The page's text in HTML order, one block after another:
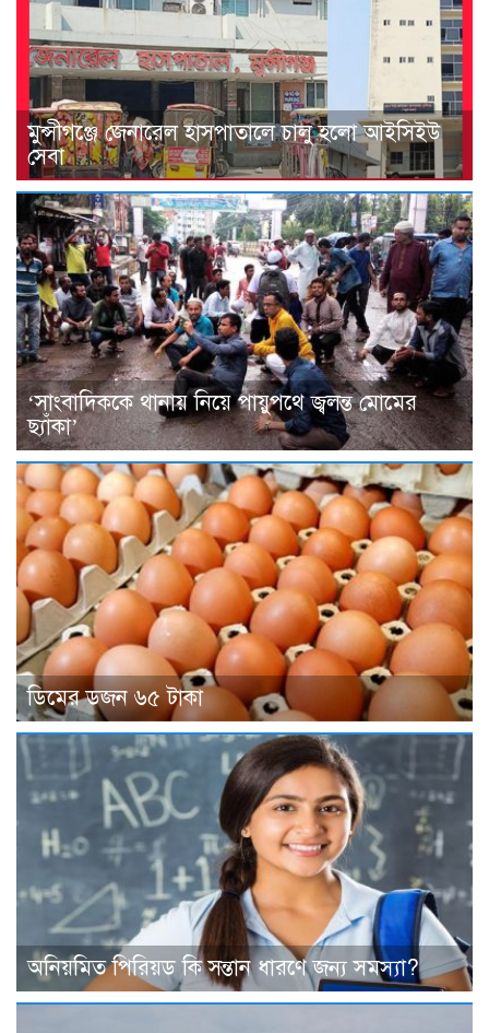
মুন্সীগঞ্জে জেনারেল হাসপাতালে চালু হলো আইসিইউ
সেবা
‘সাংবাদিককে থানায় নিয়ে পায়ুপথে জ্বলন্ত মোমের
ছ্যাঁকা’
ডিমের ডজন ৬৫ টাকা
অনিয়মিত পিরিয়ড কি সন্তান ধারণে জন্য সমস্যা?